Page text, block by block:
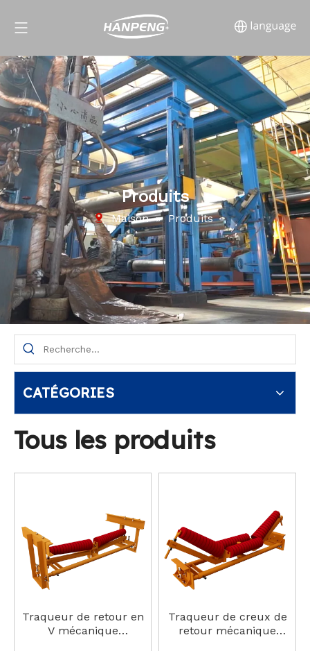
Produits
Maison » Produits
CATÉGORIES
Tous les produits
Traqueur de retour en
V mécanique
Traqueur de creux de
retour mécanique